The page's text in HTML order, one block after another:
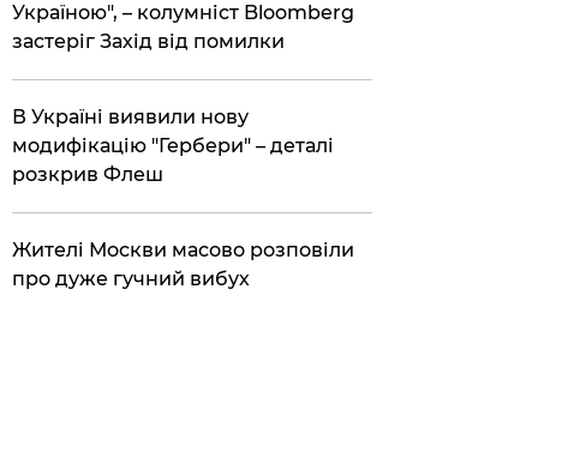
Україною", – колумніст Bloomberg
застеріг Захід від помилки
В Україні виявили нову
модифікацію "Гербери" – деталі
розкрив Флеш
Жителі Москви масово розповіли
про дуже гучний вибух